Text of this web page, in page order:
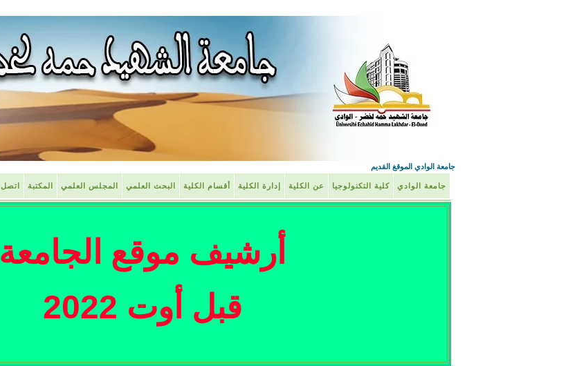
جامعة الوادي الموقغ القديم
جامعة الوادي كلية التكنولوجيا عن الكلية إدارة الكلية أقسام الكلية البحث العلمي المجلس العلمي المكتبة اتصل
أرشيف موقع الجامعة
قبل أوت 2022